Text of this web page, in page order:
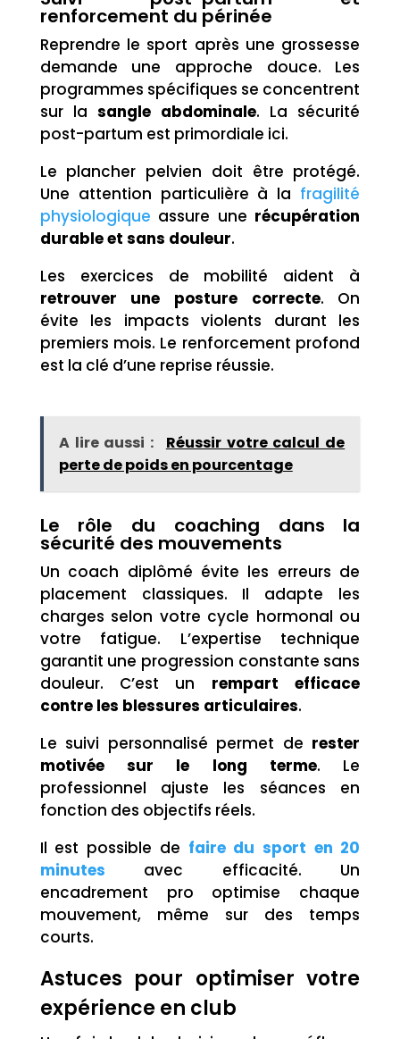
renforcement du périnée
Reprendre le sport après une grossesse
demande une approche douce. Les
programmes spécifiques se concentrent
sur la sangle abdominale. La sécurité
post-partum est primordiale ici.
Le plancher pelvien doit être protégé.
Une attention particulière à la fragilité
physiologique assure une récupération
durable et sans douleur.
Les exercices de mobilité aident à
retrouver une posture correcte. On
évite les impacts violents durant les
premiers mois. Le renforcement profond
est la clé d’une reprise réussie.
A lire aussi :
Réussir votre calcul de
perte de poids en pourcentage
Le rôle du coaching dans la
sécurité des mouvements
Un coach diplômé évite les erreurs de
placement classiques. Il adapte les
charges selon votre cycle hormonal ou
votre fatigue. L’expertise technique
garantit une progression constante sans
douleur. C’est un rempart efficace
contre les blessures articulaires.
Le suivi personnalisé permet de rester
motivée sur le long terme. Le
professionnel ajuste les séances en
fonction des objectifs réels.
Il est possible de faire du sport en 20
minutes avec efficacité. Un
encadrement pro optimise chaque
mouvement, même sur des temps
courts.
Astuces pour optimiser votre
expérience en club